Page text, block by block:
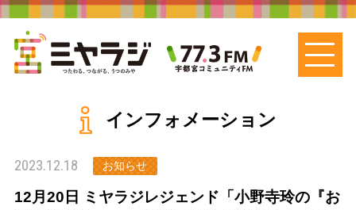
インフォメーション
2023.12.18 お知らせ
12月20日 ミヤラジレジェンド「小野寺玲の『お